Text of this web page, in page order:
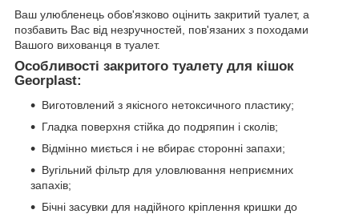
Ваш улюбленець обов'язково оцінить закритий туалет, а
позбавить Вас від незручностей, пов'язаних з походами
Вашого вихованця в туалет.
Особливості закритого туалету для кішок
Georplast:
Виготовлений з якісного нетоксичного пластику;
Гладка поверхня стійка до подряпин і сколів;
Відмінно миється і не вбирає сторонні запахи;
Вугільний фільтр для уловлювання неприємних
запахів;
Бічні засувки для надійного кріплення кришки до